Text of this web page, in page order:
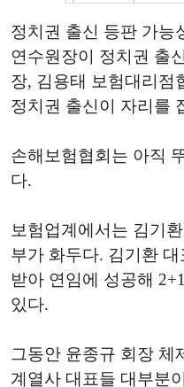
정치권 출신 등판 가능
연수원장이 정치권 출
장, 김용태 보험대리점
정치권 출신이 자리를
손해보험협회는 아직
다.
보험업계에서는 김기
부가 화두다. 김기환
받아 연임에 성공해
있다.
그동안 윤종규 회장 체
계열사 대표들 대부분